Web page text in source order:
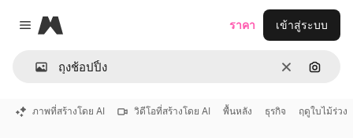
Close menu
Magnific
ชัดเจนค้นหา
ราคา เข้าสู่ระบบ
ภาพที่สร้างโดย AI วิดีโอที่สร้างโดย AI พื้นหลัง ธุรกิจ ฤดูใบไม้ร่วง